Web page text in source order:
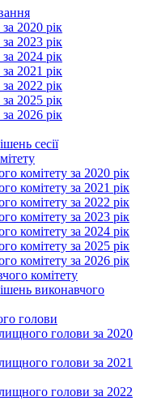
2020 рік
2023 рік
2024 рік
2021 рік
2022 рік
2025 рік
2026 рік
сесії
комітету за 2020 рік
комітету за 2021 рік
комітету за 2022 рік
комітету за 2023 рік
комітету за 2024 рік
комітету за 2025 рік
комітету за 2026 рік
комітету
виконавчого
голови
голови за 2020
голови за 2021
голови за 2022